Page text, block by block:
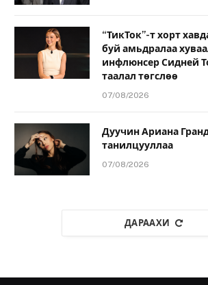
“ТикТок”-т хорт
буй амьдралаа
инфлюнсер Сидней
таалал төгслөө
07/08/2026
Дуучин Ариана
танилцууллаа
07/08/2026
ДАРААХИ